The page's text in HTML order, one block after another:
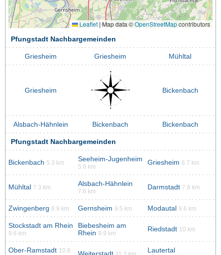
Leaflet|Map data ©OpenStreetMapcontributors
Pfungstadt Nachbargemeinden
Griesheim Griesheim Mühltal
Griesheim Bickenbach
Alsbach-Hähnlein Bickenbach Bickenbach
Pfungstadt Nachbargemeinden
Bickenbach 5.3 km Seeheim-Jugenheim
5.6 km
Griesheim 6.7 km
Mühltal 7.3 km Alsbach-Hähnlein
7.6 km
Darmstadt 7.8 km
Zwingenberg 8.9 km Gernsheim 9.5 km Modautal 9.6 km
Stockstadt am Rhein
9.6 km
Biebesheim am
Rhein 9.9 km
Riedstadt 10 km
Ober-Ramstadt 10.8
Lautertal